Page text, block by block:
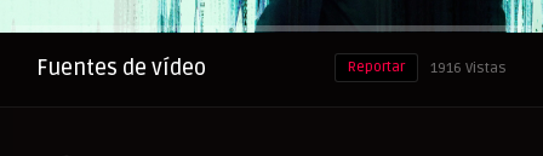
Anuncio
Fuentes de vídeo 1916 Vistas
Reportar